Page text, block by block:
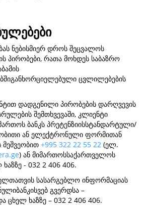
ნებისმიერ დროს შეცვალოს
პირობები, რათა მოხდეს საბაზრო
ცვლილებების
დადგენილი პირობების დარღვევის
შემთხვევაში, კლიენტი
ბანკს პრეტენზიისსტანდარტული/
ან ელექტრონული ფორმითან
+995 322 22 55 22 (ელ.
) ან მიმართოსსაქართველოს
- 032 2 406 406.
სასარგებლო ინფორმაციას
გვერდსა –
ცხელ ხაზზე – 032 2 406 406.